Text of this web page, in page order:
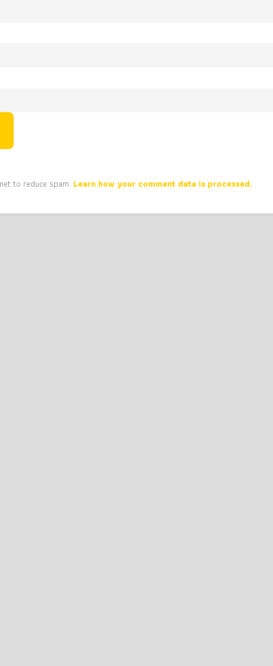
to reduce spam. Learn how your comment data is processed.